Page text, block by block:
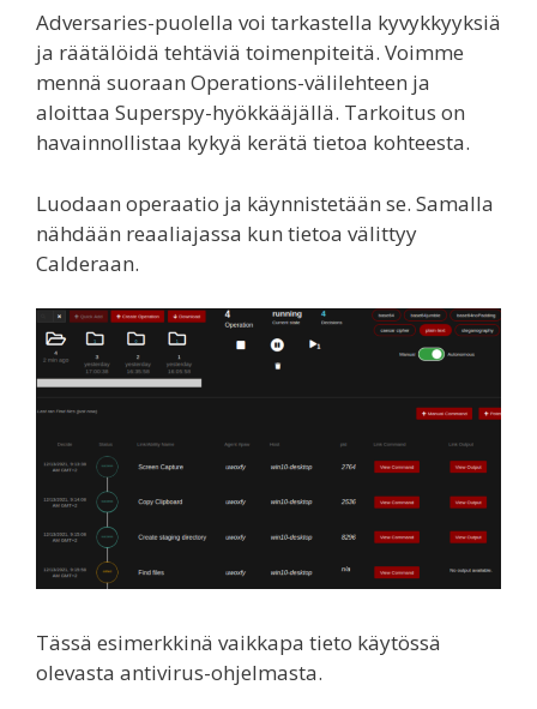
Adversaries-puolella voi tarkastella kyvykkyyksiä
ja räätälöidä tehtäviä toimenpiteitä. Voimme
mennä suoraan Operations-välilehteen ja
aloittaa Superspy-hyökkääjällä. Tarkoitus on
havainnollistaa kykyä kerätä tietoa kohteesta.
Luodaan operaatio ja käynnistetään se. Samalla
nähdään reaaliajassa kun tietoa välittyy
Calderaan.
Tässä esimerkkinä vaikkapa tieto käytössä
olevasta antivirus-ohjelmasta.